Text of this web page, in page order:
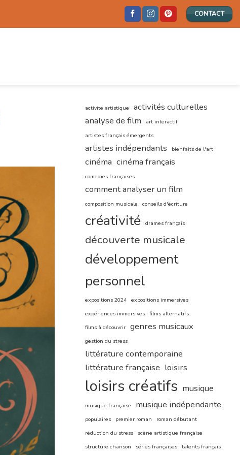
CONTACT
activité artistique
activités culturelles
analyse de film
art interactif
artistes français émergents
artistes indépendants bienfaits de l'art
cinéma cinéma français
comedies françaises
comment analyser un film
composition musicale conseils d'écriture
créativité drames français
découverte musicale
développement
personnel
expositions 2024 expositions immersives
expériences immersives films alternatifs
films à découvrir genres musicaux
gestion du stress
littérature contemporaine
littérature française loisirs
loisirs créatifs musique
musique française musique indépendante
populaires premier roman
roman débutant
réduction du stress
scène artistique française
structure chanson
séries françaises talents français